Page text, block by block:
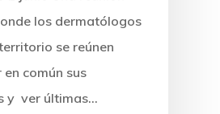
los dermatólogos
se reúnen
común sus
y ver últimas…